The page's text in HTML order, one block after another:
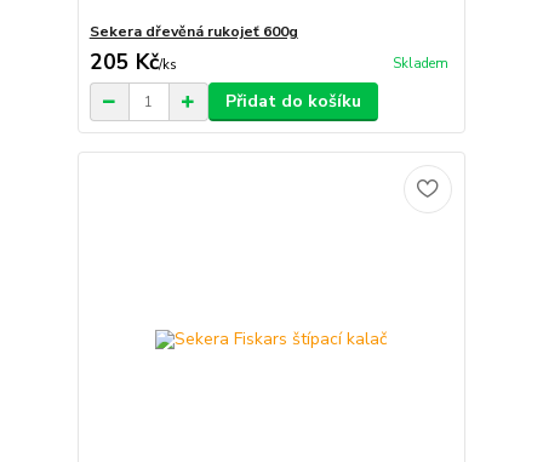
Sekera dřevěná rukojeť 600g
205 Kč/ks Skladem
Přidat do košíku